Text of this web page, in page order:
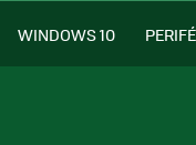
WINDOWS 10